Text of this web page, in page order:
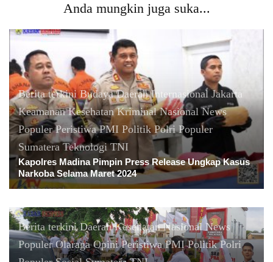
Anda mungkin juga suka...
Berita terkini Budaya Daerah Internasional Jakarta
Keamanan Kesehatan Kriminal Nasional News
Populer Peristiwa PMI Politik Polri Populer
Sumatera Teknologi TNI
Kapolres Madina Pimpin Press Release Ungkap Kasus
Narkoba Selama Maret 2024
Berita terkini Daerah Kesehatan Nasional News
Populer Olaraga Opini Peristiwa PMI Politik Polri